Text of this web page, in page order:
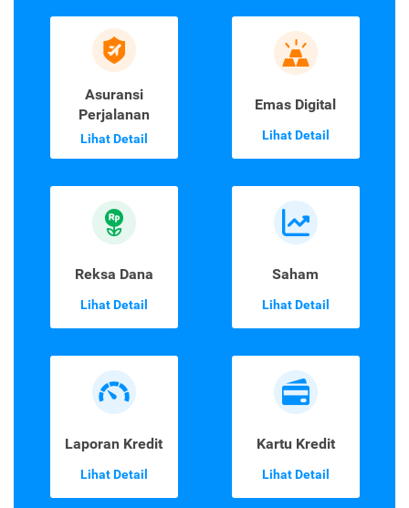
Asuransi
Perjalanan
Lihat Detail
Emas Digital
Lihat Detail
Reksa Dana
Lihat Detail
Saham
Lihat Detail
Laporan Kredit
Lihat Detail
Kartu Kredit
Lihat Detail